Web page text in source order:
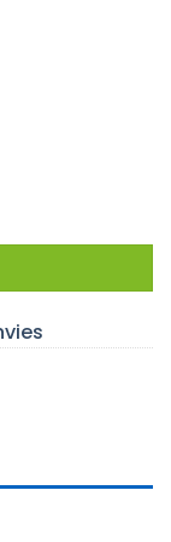
pour cryotube